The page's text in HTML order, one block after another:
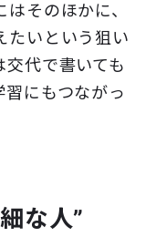
そのほかに、
たいという狙い
代で書いても
習にもつながっ
な人”